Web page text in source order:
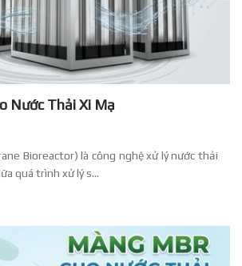
Nước Thải Xi Mạ
Bioreactor) là công nghệ xử lý nước thải
quá trình xử lý s...